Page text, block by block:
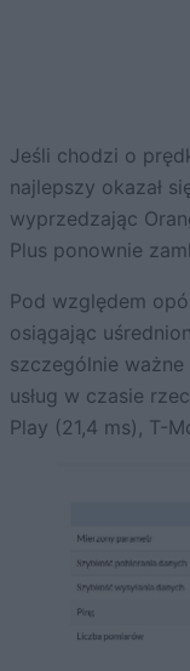
Jeśli chodzi o
najlepszy okazał
wyprzedzając
Plus ponownie
Pod względem
osiągając
szczególnie
usług w czasie
Play (21,4 ms), T-